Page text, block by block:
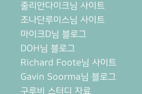
줄리안다이크님 사이트
조나단루이스님 사이트
마이크D님 블로그
DOH님 블로그
Richard Foote님 사이트
Gavin Soorma님 블로그
구루비 스터디 자료